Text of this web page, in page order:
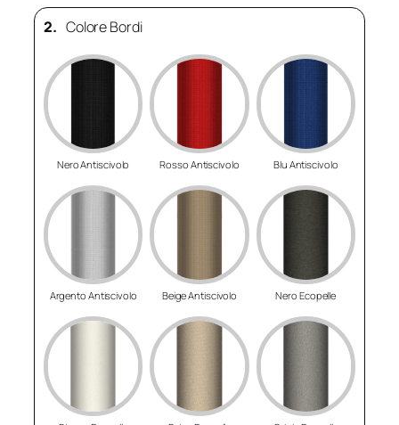
2. Colore Bordi
Nero Antiscivolo Rosso Antiscivolo Blu Antiscivolo
Argento Antiscivolo Beige Antiscivolo Nero Ecopelle